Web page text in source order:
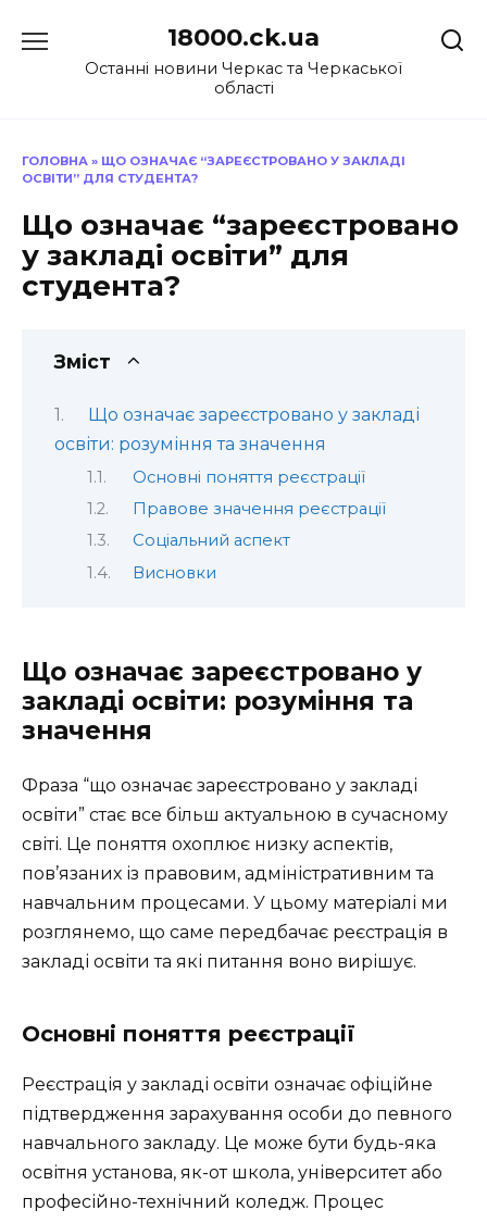
до
18000.ck.ua
Останні новини Черкас та Черкаської
області
ГОЛОВНА » ЩО ОЗНАЧАЄ “ЗАРЕЄСТРОВАНО У ЗАКЛАДІ
ОСВІТИ” ДЛЯ СТУДЕНТА?
Що означає “зареєстровано
у закладі освіти” для
студента?
Зміст
Що означає зареєстровано у закладі
освіти: розуміння та значення
Основні поняття реєстрації
Правове значення реєстрації
Соціальний аспект
Висновки
Що означає зареєстровано у
закладі освіти: розуміння та
значення
Фраза “що означає зареєстровано у закладі
освіти” стає все більш актуальною в сучасному
світі. Це поняття охоплює низку аспектів,
пов’язаних із правовим, адміністративним та
навчальним процесами. У цьому матеріалі ми
розглянемо, що саме передбачає реєстрація в
закладі освіти та які питання воно вирішує.
Основні поняття реєстрації
Реєстрація у закладі освіти означає офіційне
підтвердження зарахування особи до певного
навчального закладу. Це може бути будь-яка
освітня установа, як-от школа, університет або
професійно-технічний коледж. Процес